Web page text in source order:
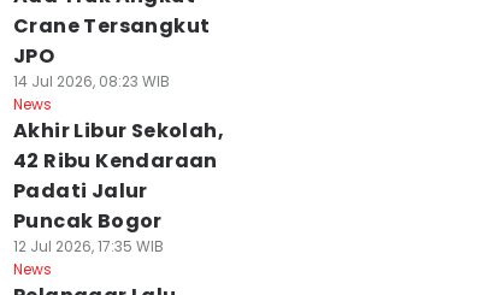
Crane Tersangkut
JPO
14 Jul 2026, 08:23 WIB
News
Akhir Libur Sekolah,
42 Ribu Kendaraan
Padati Jalur
Puncak Bogor
12 Jul 2026, 17:35 WIB
News